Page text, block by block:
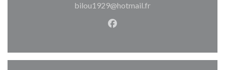
bilou1929@hotmail.fr
Facebook ((abre en una